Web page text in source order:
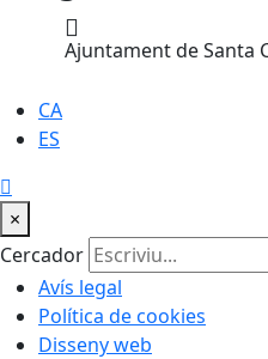
Ajuntament de Santa
CA
ES
×
Cercador
Avís legal
Política de cookies
Disseny web